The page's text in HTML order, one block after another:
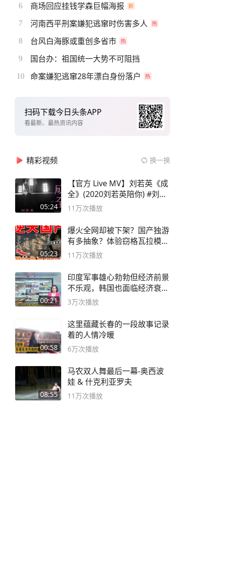
6 商场回应挂钱学森巨幅海报
7 河南西平刑案嫌犯逃窜时伤害多人
8 台风白海豚或重创多省市
9 国台办：祖国统一大势不可阻挡
10 命案嫌犯逃窜28年漂白身份落户
扫码下载今日头条APP
看最新、最热资讯内容
精彩视频 换一换
05:24
【官方 Live MV】刘若英《成
全》(2020刘若英陪你) #刘若
英 #成全
11万次播放
05:23
爆火全网却被下架？国产独游
有多抽象？体验窃格瓦拉模拟
器！
11万次播放
00:21
印度军事雄心勃勃但经济前景
不乐观，韩国也面临经济衰退
风险
3万次播放
00:58
这里蕴藏长春的一段故事记录
着的人情冷暖
6万次播放
08:55
马农双人舞最后一幕-奥西波
娃 & 什克利亚罗夫
11万次播放